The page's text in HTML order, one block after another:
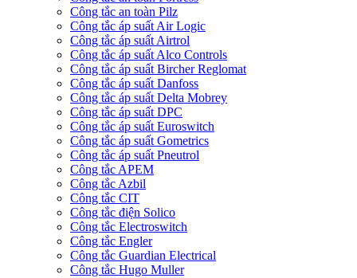
Công tắc an toàn Pilz
Công tắc áp suất Air Logic
Công tắc áp suất Airtrol
Công tắc áp suất Alco Controls
Công tắc áp suất Bircher Reglomat
Công tắc áp suất Danfoss
Công tắc áp suất Delta Mobrey
Công tắc áp suất DPC
Công tắc áp suất Euroswitch
Công tắc áp suất Gometrics
Công tắc áp suất Pneutrol
Công tắc APEM
Công tắc Azbil
Công tắc CIT
Công tắc điện Solico
Công tắc Electroswitch
Công tắc Engler
Công tắc Guardian Electrical
Công tắc Hugo Muller